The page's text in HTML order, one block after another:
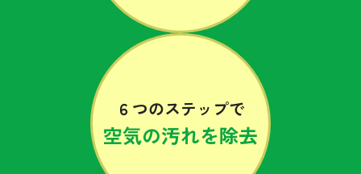
６つのステップで
空気の汚れを除去